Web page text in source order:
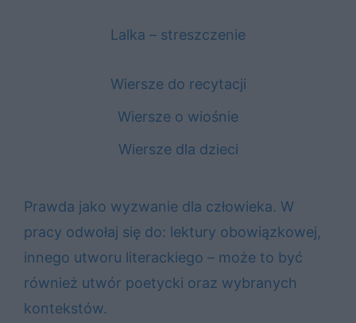
Lalka – streszczenie
Wiersze do recytacji
Wiersze o wiośnie
Wiersze dla dzieci
Prawda jako wyzwanie dla człowieka. W
pracy odwołaj się do: lektury obowiązkowej,
innego utworu literackiego – może to być
również utwór poetycki oraz wybranych
kontekstów.